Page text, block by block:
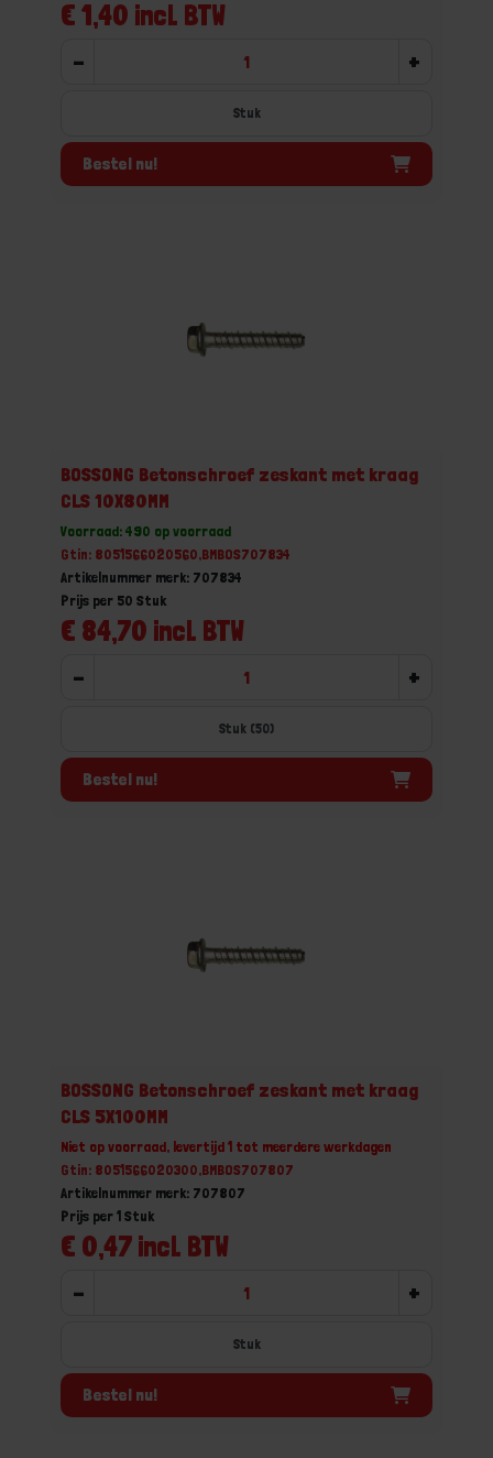
€ 1,40 incl. BTW
- +
Stuk
Bestel nu!
BOSSONG Betonschroef zeskant met kraag
CLS 10X80MM
Voorraad: 490 op voorraad
Gtin: 8051566020560,BMBOS707834
Artikelnummer merk: 707834
€ 84,70 incl. BTW
Prijs per 50 Stuk
- +
Stuk (50)
Bestel nu!
BOSSONG Betonschroef zeskant met kraag
CLS 5X100MM
Niet op voorraad, levertijd 1 tot meerdere werkdagen
Gtin: 8051566020300,BMBOS707807
Artikelnummer merk: 707807
€ 0,47 incl. BTW
Prijs per 1 Stuk
- +
Stuk
Bestel nu!